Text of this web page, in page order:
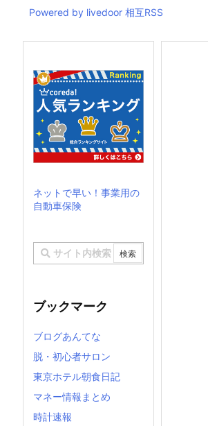
Powered by livedoor 相互RSS
ネットで早い！事業用の
自動車保険
ブックマーク
ブログあんてな
脱・初心者サロン
東京ホテル朝食日記
マネー情報まとめ
時計速報